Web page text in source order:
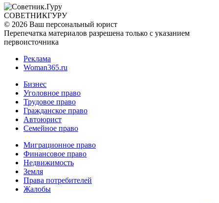
СОВЕТНИКГУРУ
© 2026 Ваш персональный юрист
Перепечатка материалов разрешена только с указанием
первоисточника
Реклама
Woman365.ru
Бизнес
Уголовное право
Трудовое право
Гражданское право
Автоюрист
Семейное право
Миграционное право
Финансовое право
Недвижимость
Земля
Права потребителей
Жалобы